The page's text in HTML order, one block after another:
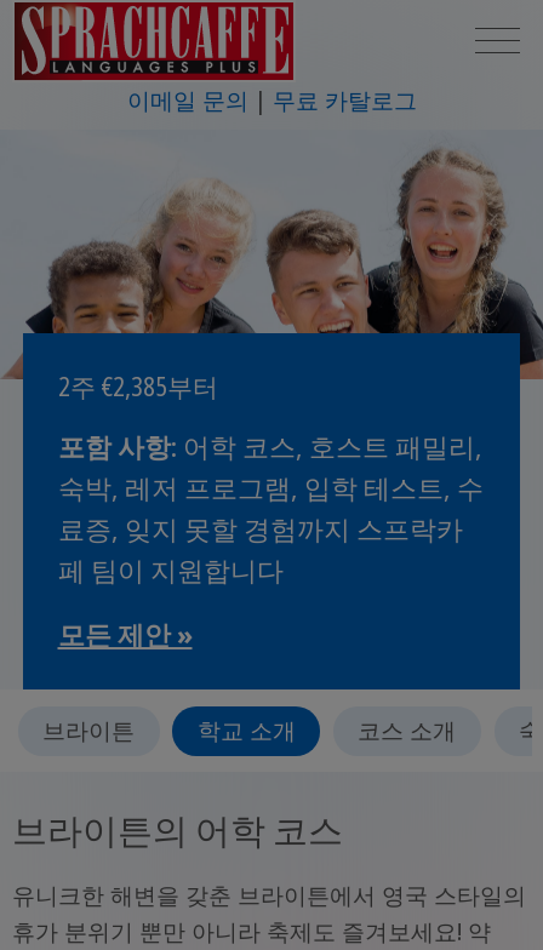
이메일 문의 무료 카탈로그
2주 €2,385부터
포함 사항: 어학 코스, 호스트 패밀리,
숙박, 레저 프로그램, 입학 테스트, 수
료증, 잊지 못할 경험까지 스프락카
페 팀이 지원합니다
모든 제안 »
브라이튼 학교 소개 코스 소개
브라이튼의 어학 코스
유니크한 해변을 갖춘 브라이튼에서 영국 스타일의
휴가 분위기 뿐만 아니라 축제도 즐겨보세요! 약